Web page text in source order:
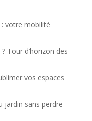
: votre mobilité
Tour d’horizon des
vos espaces
jardin sans perdre